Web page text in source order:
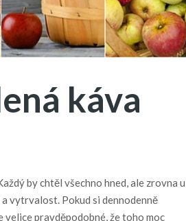
káva
by chtěl všechno hned, ale zrovna u
vytrvalost. Pokud si dennodenně
pravděpodobné, že toho moc